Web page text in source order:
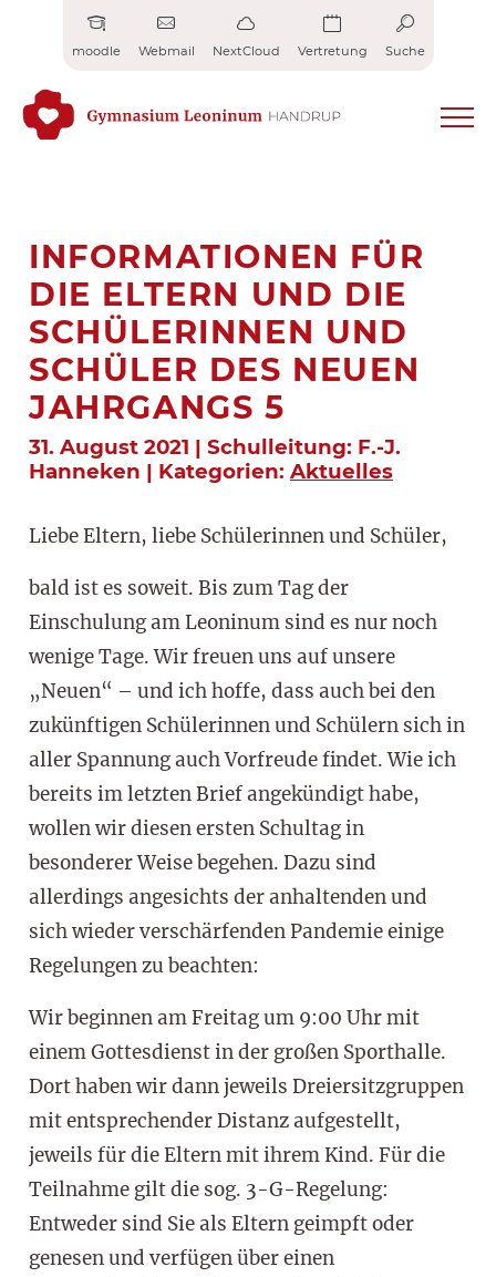
moodle Webmail NextCloud Vertretung Suche
INFORMATIONEN FÜR
DIE ELTERN UND DIE
SCHÜLERINNEN UND
SCHÜLER DES NEUEN
JAHRGANGS 5
31. August 2021 | Schulleitung: F.-J.
Hanneken | Kategorien: Aktuelles
Liebe Eltern, liebe Schülerinnen und Schüler,
bald ist es soweit. Bis zum Tag der
Einschulung am Leoninum sind es nur noch
wenige Tage. Wir freuen uns auf unsere
„Neuen“ – und ich hoffe, dass auch bei den
zukünftigen Schülerinnen und Schülern sich in
aller Spannung auch Vorfreude findet. Wie ich
bereits im letzten Brief angekündigt habe,
wollen wir diesen ersten Schultag in
besonderer Weise begehen. Dazu sind
allerdings angesichts der anhaltenden und
sich wieder verschärfenden Pandemie einige
Regelungen zu beachten:
Wir beginnen am Freitag um 9:00 Uhr mit
einem Gottesdienst in der großen Sporthalle.
Dort haben wir dann jeweils Dreiersitzgruppen
mit entsprechender Distanz aufgestellt,
jeweils für die Eltern mit ihrem Kind. Für die
Teilnahme gilt die sog. 3-G-Regelung:
Entweder sind Sie als Eltern geimpft oder
genesen und verfügen über einen